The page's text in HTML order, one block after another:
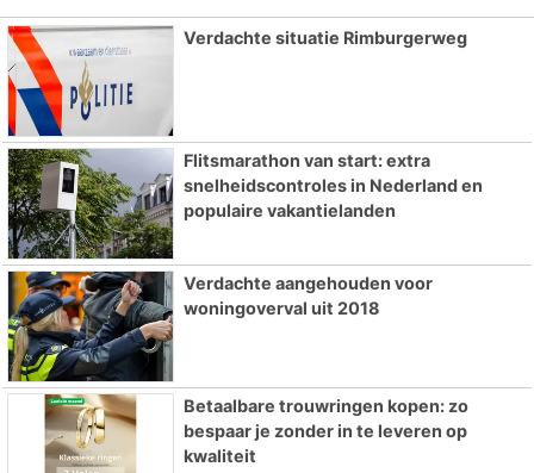
Verdachte situatie Rimburgerweg
Flitsmarathon van start: extra
snelheidscontroles in Nederland en
populaire vakantielanden
Verdachte aangehouden voor
woningoverval uit 2018
Betaalbare trouwringen kopen: zo
bespaar je zonder in te leveren op
kwaliteit